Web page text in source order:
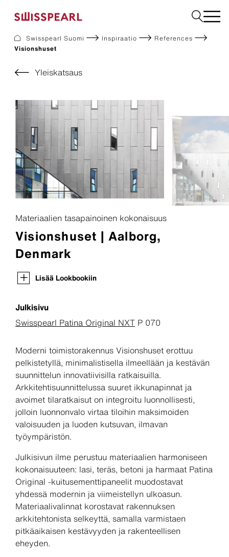
Meistä
Palvelut
Inspiraatio
Kestävä kehitys
Julkisivulevyt
Rakennuslevyt
Sisätilalevyt
Swisspearl Suomi Inspiraatio
References
Visionshuset
Yleiskatsaus
Materiaalien tasapainoinen kokonaisuus
Visionshuset | Aalborg,
Denmark
Lisää Lookbookiin
Julkisivu
Swisspearl Patina Original NXT P 070
Moderni toimistorakennus Visionshuset erottuu
pelkistetyllä, minimalistisella ilmeellään ja kestävän
suunnittelun innovatiivisilla ratkaisuilla.
Arkkitehtisuunnittelussa suuret ikkunapinnat ja
avoimet tilaratkaisut on integroitu luonnollisesti,
jolloin luonnonvalo virtaa tiloihin maksimoiden
valoisuuden ja luoden kutsuvan, ilmavan
työympäristön.
Julkisivun ilme perustuu materiaalien harmoniseen
kokonaisuuteen: lasi, teräs, betoni ja harmaat Patina
Original -kuitusementtipaneelit muodostavat
yhdessä modernin ja viimeistellyn ulkoasun.
Materiaalivalinnat korostavat rakennuksen
arkkitehtonista selkeyttä, samalla varmistaen
pitkäaikaisen kestävyyden ja rakenteellisen
eheyden.